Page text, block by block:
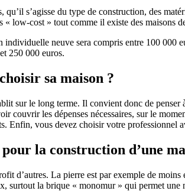
qu’il s’agisse du type de construction, des
« low-cost » tout comme il existe des maisons
individuelle neuve sera compris entre 100
250 000 euros.
sa maison ?
sur le long terme. Il convient donc de
couvrir les dépenses nécessaires, sur le
Enfin, vous devez choisir votre professionnel
la construction d’une
d’autres. La pierre est par exemple de
surtout la brique « monomur » qui permet une